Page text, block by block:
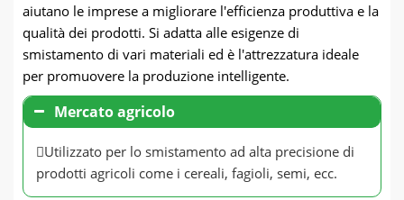
aiutano le imprese a migliorare l'efficienza produttiva e la
qualità dei prodotti. Si adatta alle esigenze di
smistamento di vari materiali ed è l'attrezzatura ideale
per promuovere la produzione intelligente.
Mercato agricolo
Utilizzato per lo smistamento ad alta precisione di
prodotti agricoli come i cereali, fagioli, semi, ecc.